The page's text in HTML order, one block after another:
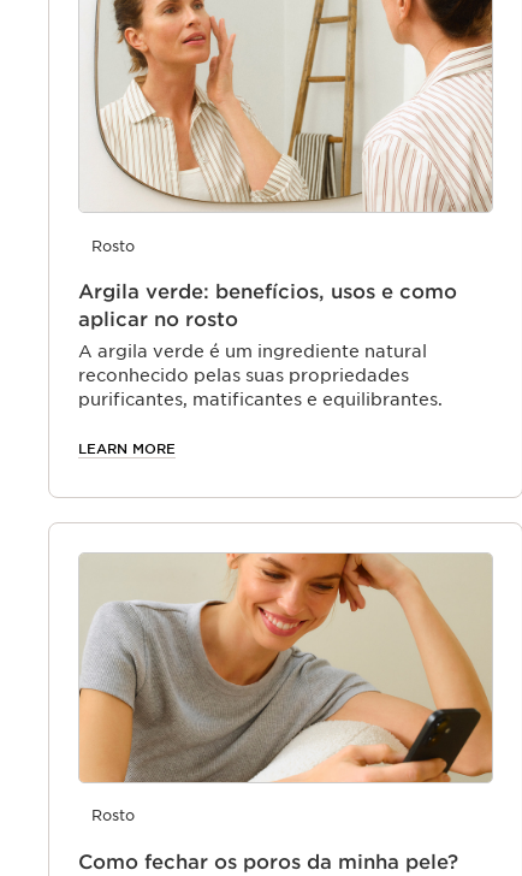
Rosto
Argila verde: benefícios, usos e como
aplicar no rosto
A argila verde é um ingrediente natural
reconhecido pelas suas propriedades
purificantes, matificantes e equilibrantes.
LEARN MORE
Rosto
Como fechar os poros da minha pele?